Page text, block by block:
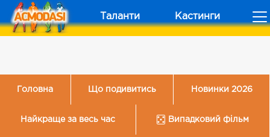
Таланти Кастинги
Головна Що подивитись Новинки 2026
Найкраще за весь час Випадковий фільм